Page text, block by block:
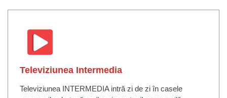
Televiziunea Intermedia
Televiziunea INTERMEDIA intră zi de zi în casele